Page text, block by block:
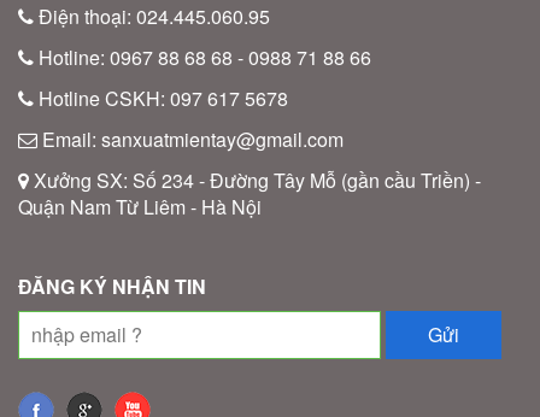
Điện thoại: 024.445.060.95
Hotline: 0967 88 68 68 - 0988 71 88 66
Hotline CSKH: 097 617 5678
Email: sanxuatmientay@gmail.com
Xưởng SX: Số 234 - Đường Tây Mỗ (gần cầu Triền) -
Quận Nam Từ Liêm - Hà Nội
ĐĂNG KÝ NHẬN TIN